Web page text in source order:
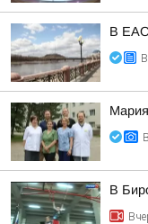
В ЕАО
В